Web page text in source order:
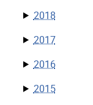
2018
2017
2016
2015